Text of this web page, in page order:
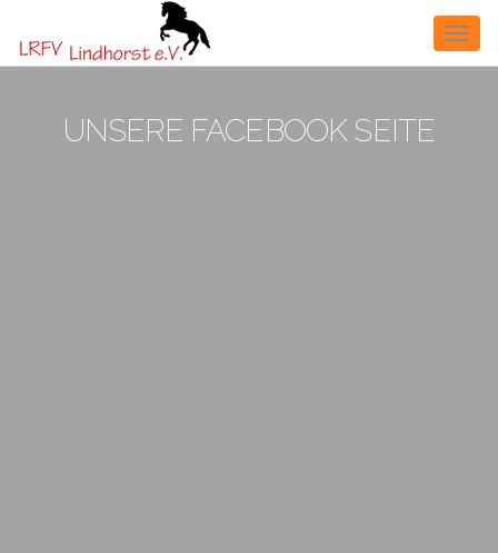
UNSERE FACEBOOK SEITE